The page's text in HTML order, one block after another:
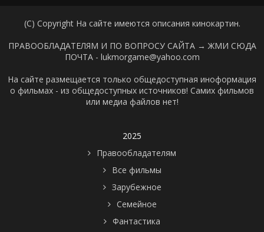
(C) Copyright На сайте имеются описания кинокартин.
ПРАВООБЛАДАТЕЛЯМ И ПО ВОПРОСУ САЙТА → ЖМИ СЮДА
ПОЧТА - lukmorgame@yahoo.com
На сайте размещается только общедоступная иноформация
о фильмах - из общедоступных источников! Самих фильмов
или медиа файлов нет!
2025
Правообладателям
Все фильмы
Зарубежное
Семейное
Фантастика